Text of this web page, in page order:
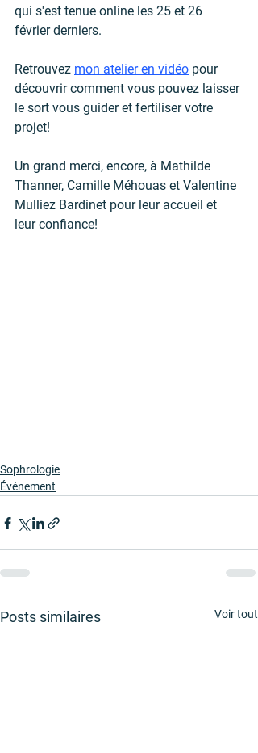
qui s'est tenue online les 25 et 26
février derniers.
Retrouvez mon atelier en vidéo pour
découvrir comment vous pouvez laisser
le sort vous guider et fertiliser votre
projet!
Un grand merci, encore, à Mathilde
Thanner, Camille Méhouas et Valentine
Mulliez Bardinet pour leur accueil et
leur confiance!
Sophrologie
Événement
Posts similaires Voir tout